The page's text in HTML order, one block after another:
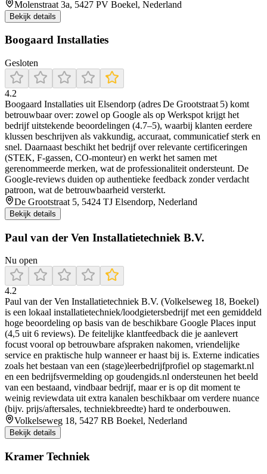
Molenstraat 3a, 5427 PV Boekel, Nederland
Bekijk details
Boogaard Installaties
Gesloten
4.2
Boogaard Installaties uit Elsendorp (adres De Grootstraat 5) komt
betrouwbaar over: zowel op Google als op Werkspot krijgt het
bedrijf uitstekende beoordelingen (4.7–5), waarbij klanten eerdere
klussen beschrijven als vakkundig, accuraat, communicatief sterk en
snel. Daarnaast beschikt het bedrijf over relevante certificeringen
(STEK, F‑gassen, CO‑monteur) en werkt het samen met
gerenommeerde merken, wat de professionaliteit ondersteunt. De
Google‑reviews duiden op authentieke feedback zonder verdacht
patroon, wat de betrouwbaarheid versterkt.
De Grootstraat 5, 5424 TJ Elsendorp, Nederland
Bekijk details
Paul van der Ven Installatietechniek B.V.
Nu open
4.2
Paul van der Ven Installatietechniek B.V. (Volkelseweg 18, Boekel)
is een lokaal installatietechniek/loodgietersbedrijf met een gemiddeld
hoge beoordeling op basis van de beschikbare Google Places input
(4,5 uit 6 reviews). De feitelijke klantfeedback die je aanlevert
focust vooral op betrouwbare afspraken nakomen, vriendelijke
service en praktische hulp wanneer er haast bij is. Externe indicaties
zoals het bestaan van een (stage)leerbedrijfprofiel op stagemarkt.nl
en een bedrijfsvermelding op goudengids.nl ondersteunen het beeld
van een bestaand, vindbaar bedrijf, maar er is op dit moment te
weinig reviewdata uit extra kanalen beschikbaar om verdere nuance
(bijv. prijs/aftersales, techniekbreedte) hard te onderbouwen.
Volkelseweg 18, 5427 RB Boekel, Nederland
Bekijk details
Kramer Techniek